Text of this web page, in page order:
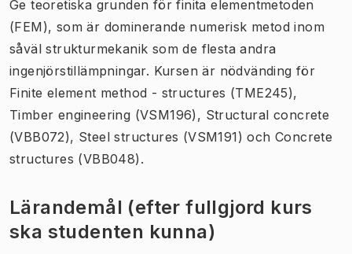
Ge teoretiska grunden för finita elementmetoden
(FEM), som är dominerande numerisk metod inom
såväl strukturmekanik som de flesta andra
ingenjörstillämpningar. Kursen är nödvänding för
Finite element method - structures (TME245),
Timber engineering (VSM196), Structural concrete
(VBB072), Steel structures (VSM191) och Concrete
structures (VBB048).
Lärandemål (efter fullgjord kurs
ska studenten kunna)